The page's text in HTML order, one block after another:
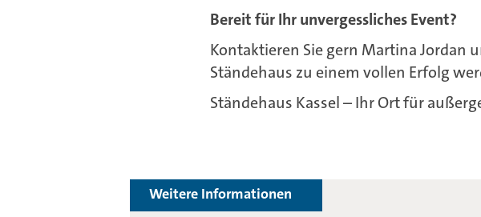
Bereit für Ihr unvergessliches Event?
Kontaktieren Sie gern Martina Jordan
Ständehaus zu einem vollen Erfolg
Ständehaus Kassel – Ihr Ort für
Weitere Informationen